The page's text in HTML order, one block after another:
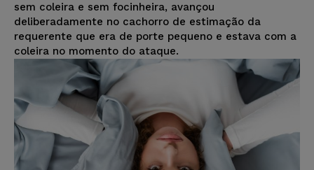
sem coleira e sem focinheira, avançou
deliberadamente no cachorro de estimação da
requerente que era de porte pequeno e estava com a
coleira no momento do ataque.